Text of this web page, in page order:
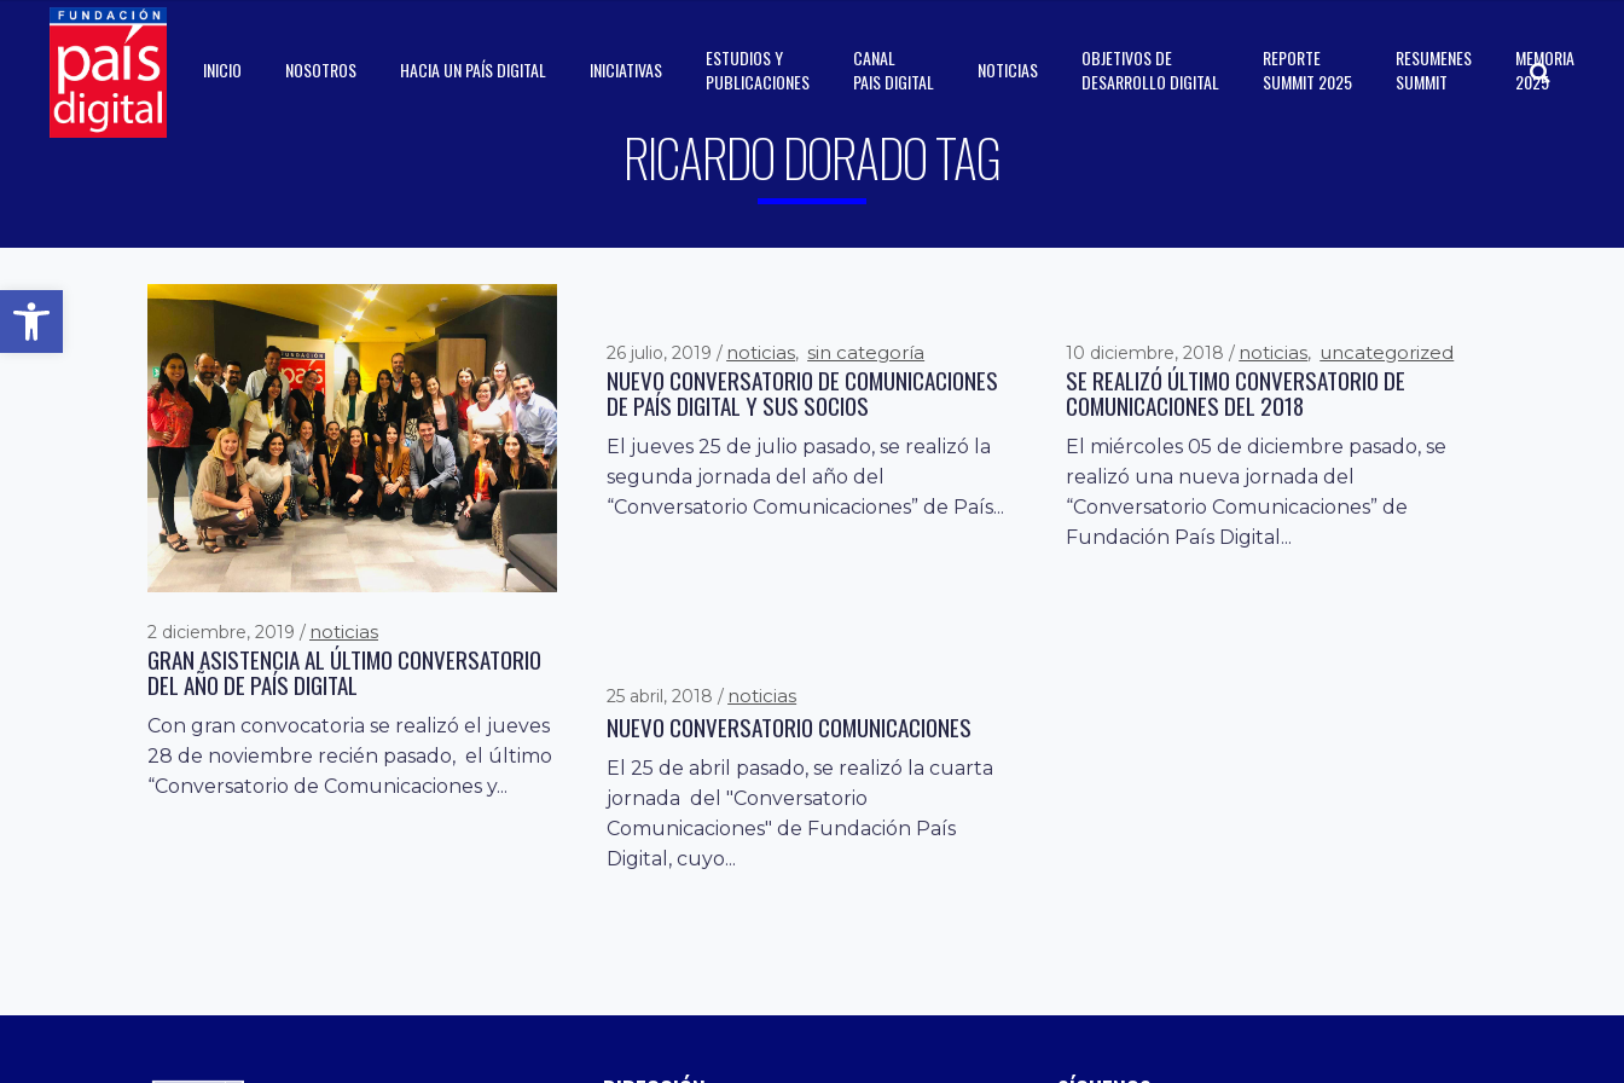
Abrir barra de herramientas
INICIO NOSOTROS HACIA UN PAÍS DIGITAL INICIATIVAS
ESTUDIOS Y
PUBLICACIONES
CANAL
PAIS DIGITAL
NOTICIAS
OBJETIVOS DE
DESARROLLO DIGITAL
REPORTE
SUMMIT 2025
RESUMENES
SUMMIT
MEMORIA
2025
RICARDO DORADO TAG
2 diciembre, 2019 noticias
GRAN ASISTENCIA AL ÚLTIMO CONVERSATORIO
DEL AÑO DE PAÍS DIGITAL
Con gran convocatoria se realizó el jueves
28 de noviembre recién pasado, el último
“Conversatorio de Comunicaciones y...
26 julio, 2019 noticias, sin categoría
NUEVO CONVERSATORIO DE COMUNICACIONES
DE PAÍS DIGITAL Y SUS SOCIOS
El jueves 25 de julio pasado, se realizó la
segunda jornada del año del
“Conversatorio Comunicaciones” de País...
10 diciembre, 2018 noticias, uncategorized
SE REALIZÓ ÚLTIMO CONVERSATORIO DE
COMUNICACIONES DEL 2018
El miércoles 05 de diciembre pasado, se
realizó una nueva jornada del
“Conversatorio Comunicaciones” de
Fundación País Digital...
25 abril, 2018 noticias
NUEVO CONVERSATORIO COMUNICACIONES
El 25 de abril pasado, se realizó la cuarta
jornada del "Conversatorio
Comunicaciones" de Fundación País
Digital, cuyo...